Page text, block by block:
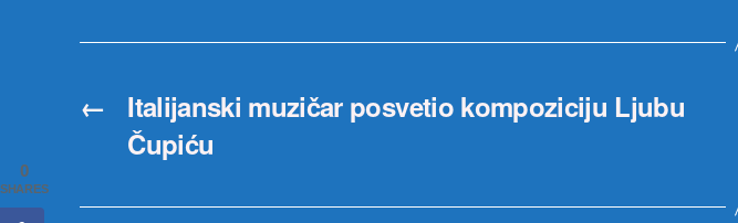
←
Italijanski muzičar posvetio kompoziciju Ljubu
Čupiću
0
SHARES